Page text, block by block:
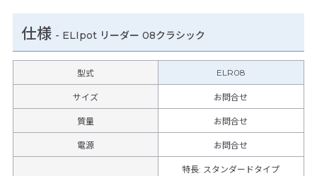
仕様 - ELIpot リーダー 08クラシック
型式 ELR08
サイズ お問合せ
質量 お問合せ
電源 お問合せ
特長: スタンダードタイプ